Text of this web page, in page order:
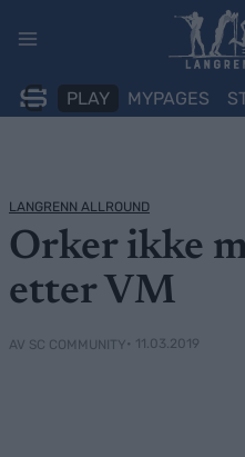
PLAY MYPAGES
LANGRENN ALLROUND
Orker ikke
etter VM
AV SC COMMUNITY• 11.03.2019